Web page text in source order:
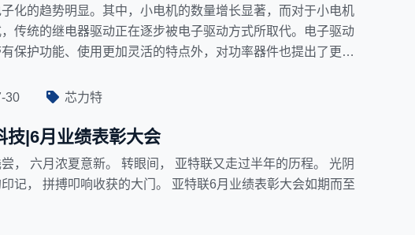
化的趋势明显。其中，小电机的数量增长显著，而对于小电机
传统的继电器驱动正在逐步被电子驱动方式所取代。电子驱动
保护功能、使用更加灵活的特点外，对功率器件也提出了更高
陆续推出了一系列车规级MOSFET产品，适用于汽车车身控
30 芯力特
技|6月业绩表彰大会
， 六月浓夏意新。 转眼间， 亚特联又走过半年的历程。 光阴
记， 拼搏叩响收获的大门。 亚特联6月业绩表彰大会如期而至